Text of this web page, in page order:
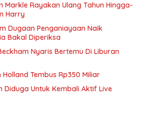
Markle Rayakan Ulang Tahun Hingga-
Harry
Dugaan Penganiayaan Naik
Bakal Diperiksa
Nyaris Bertemu Di Liburan
Holland Tembus Rp350 Miliar
Diduga Untuk Kembali Aktif Live